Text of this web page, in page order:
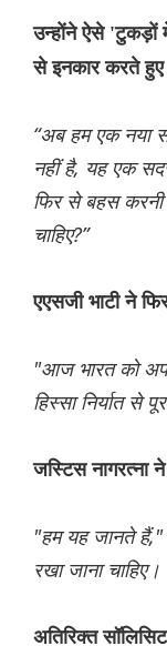
उन्होंने ऐसे 'टुकड़ों
से इनकार करते
“अब हम एक नया
नहीं है, यह एक
फिर से बहस करनी
चाहिए?”
एएसजी भाटी ने
"आज भारत को
हिस्सा निर्यात से
जस्टिस नागरत्ना
"हम यह जानते हैं,"
रखा जाना चाहिए।
अतिरिक्त